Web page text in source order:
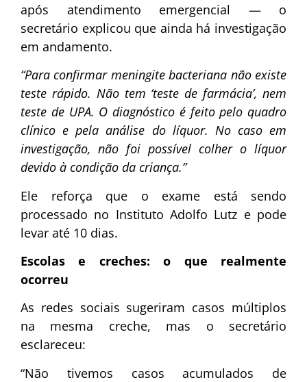
após atendimento emergencial — o
secretário explicou que ainda há investigação
em andamento.
“Para confirmar meningite bacteriana não existe
teste rápido. Não tem ‘teste de farmácia’, nem
teste de UPA. O diagnóstico é feito pelo quadro
clínico e pela análise do líquor. No caso em
investigação, não foi possível colher o líquor
devido à condição da criança.”
Ele reforça que o exame está sendo
processado no Instituto Adolfo Lutz e pode
levar até 10 dias.
Escolas e creches: o que realmente
ocorreu
As redes sociais sugeriram casos múltiplos
na mesma creche, mas o secretário
esclareceu:
“Não tivemos casos acumulados de